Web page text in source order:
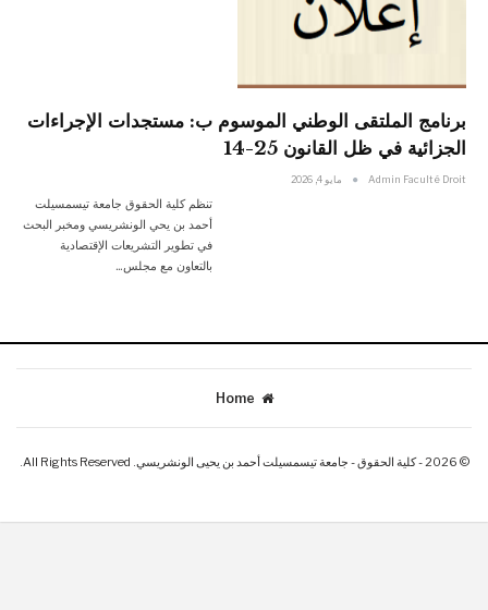
برنامج الملتقى الوطني الموسوم ب: مستجدات الإجراءات
الجزائية في ظل القانون 25-14
Admin Faculté Droit مايو 4, 2026
تنظم كلية الحقوق جامعة تيسمسيلت
أحمد بن يحي الونشريسي ومخبر البحث
في تطوير التشريعات الإقتصادية
بالتعاون مع مجلس…
Home
© 2026 - كلية الحقوق - جامعة تيسمسيلت أحمد بن يحيى الونشريسي. All Rights Reserved.